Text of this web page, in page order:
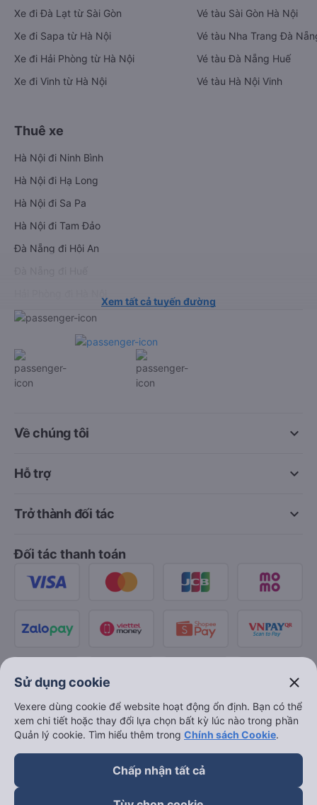
Xe đi Đà Lạt từ Sài Gòn
Xe đi Sapa từ Hà Nội
Xe đi Hải Phòng từ Hà Nội
Xe đi Vinh từ Hà Nội
Vé tàu Sài Gòn Hà Nội
Vé tàu Nha Trang Đà
Vé tàu Đà Nẵng Huế
Vé tàu Hà Nội Vinh
Thuê xe
Hà Nội đi Ninh Bình
Hà Nội đi Hạ Long
Hà Nội đi Sa Pa
Hà Nội đi Tam Đảo
Đà Nẵng đi Hội An
Xem tất cả tuyến đường
keyboard_arrow_down
Về chúng tôi
keyboard_arrow_down
Hỗ trợ
keyboard_arrow_down
Trở thành đối tác
Đối tác thanh toán
Sử dụng cookie close
Vexere dùng cookie để website hoạt động ổn định. Bạn có thể
xem chi tiết hoặc thay đổi lựa chọn bất kỳ lúc nào trong phần
Quản lý cookie. Tìm hiểu thêm trong Chính sách Cookie.
Chấp nhận tất cả